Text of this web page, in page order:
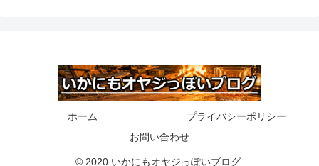
ホーム
プライバシーポリシー
お問い合わせ
© 2020 いかにもオヤジっぽいブログ.